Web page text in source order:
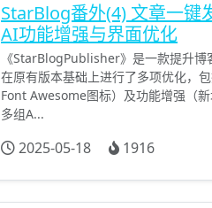
StarBlog番外(4) 文章一键
AI功能增强与界面优化
《StarBlogPublisher》是一款提升
在原有版本基础上进行了多项优化，
Font Awesome图标）及功能增强（
多组A...
2025-05-18 1916